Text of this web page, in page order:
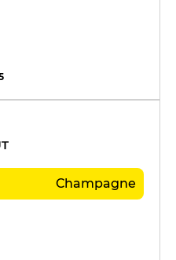
Champagne